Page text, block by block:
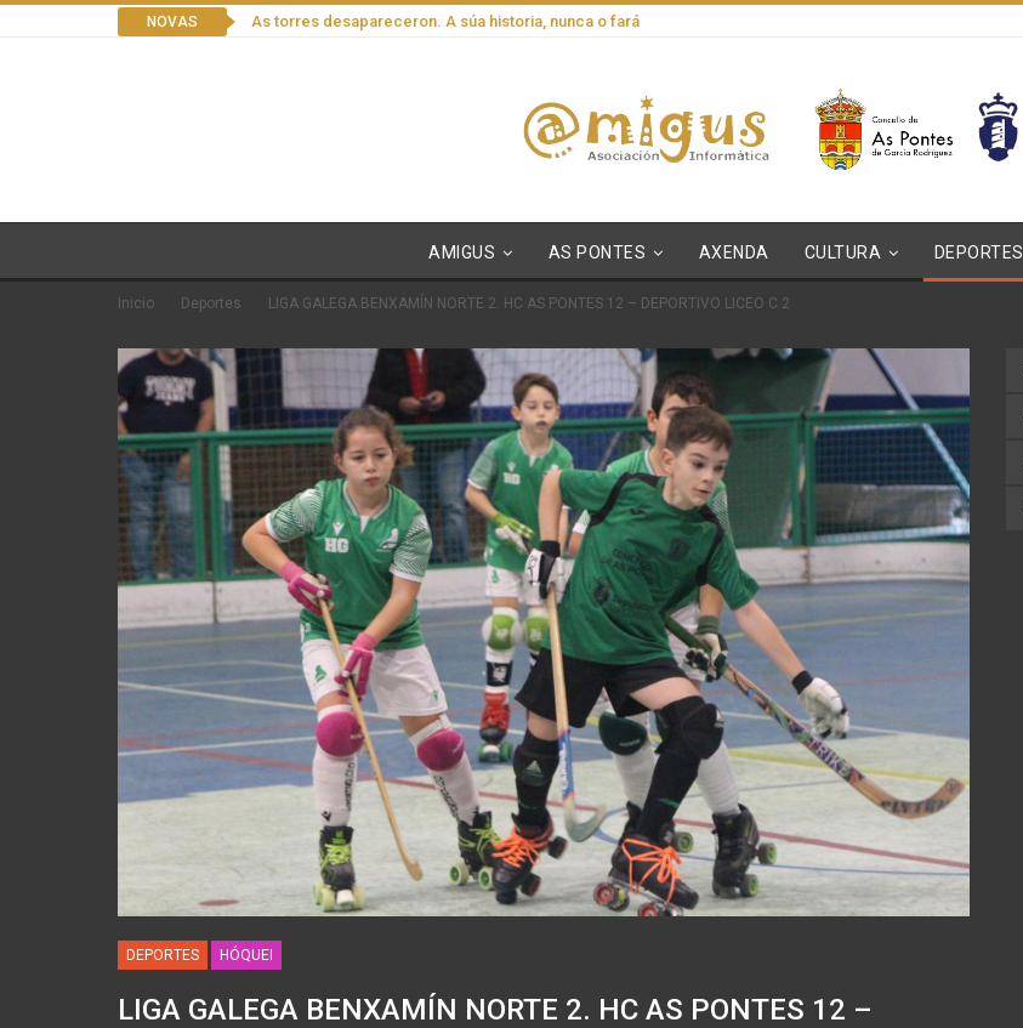
NOVAS As torres desapareceron. A súa historia, nunca o fará
AMIGUS AS PONTES AXENDA CULTURA DEPORTES
Inicio Deportes LIGA GALEGA BENXAMÍN NORTE 2. HC AS PONTES 12 – DEPORTIVO LICEO C 2
DEPORTES HÓQUEI
LIGA GALEGA BENXAMÍN NORTE 2. HC AS PONTES 12 –